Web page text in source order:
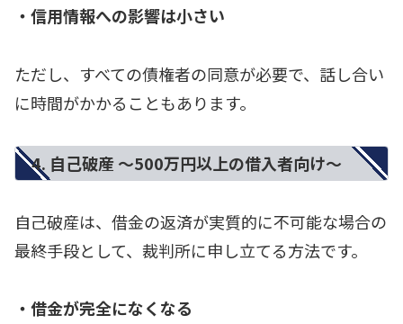
・信用情報への影響は小さい
ただし、すべての債権者の同意が必要で、話し合い
に時間がかかることもあります。
4. 自己破産 ～500万円以上の借入者向け～
自己破産は、借金の返済が実質的に不可能な場合の
最終手段として、裁判所に申し立てる方法です。
・借金が完全になくなる